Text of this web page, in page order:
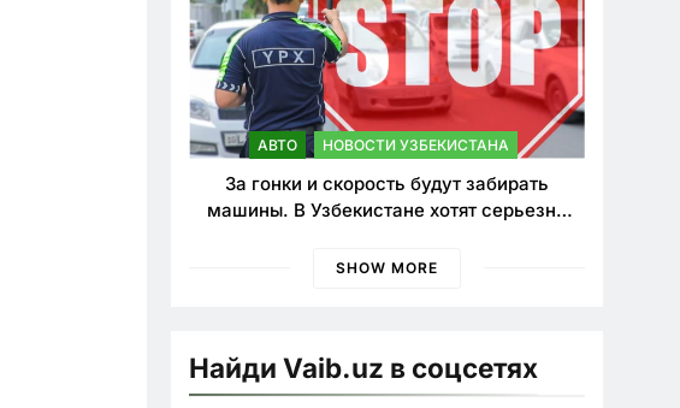
АВТО НОВОСТИ УЗБЕКИСТАНА
За гонки и скорость будут забирать
машины. В Узбекистане хотят серьезно
SHOW MORE
Найди Vaib.uz в соцсетях